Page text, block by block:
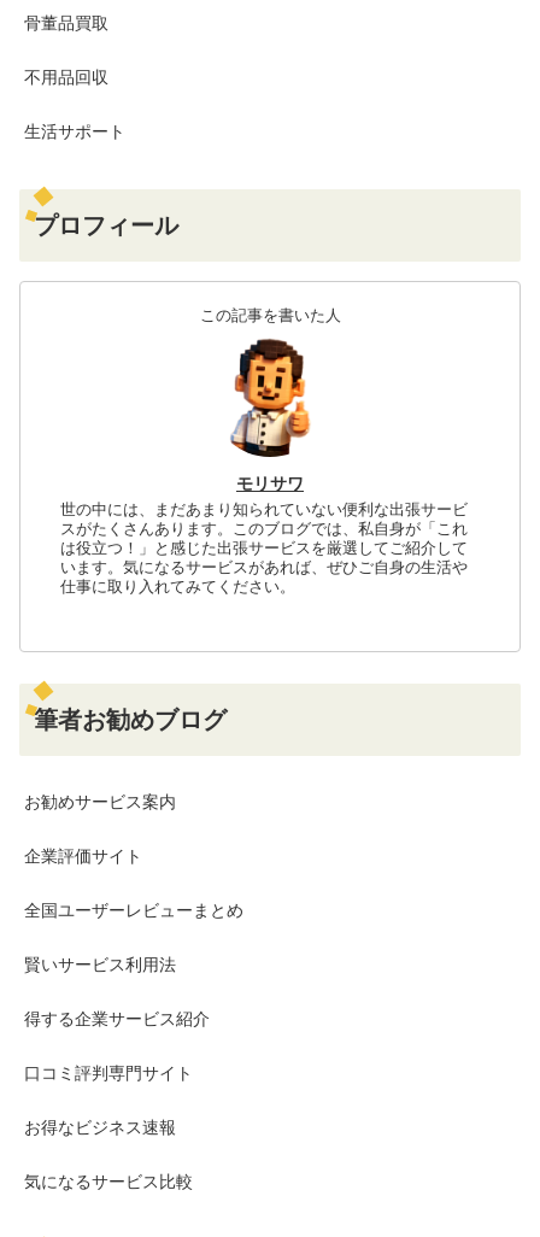
骨董品買取
不用品回収
生活サポート
プロフィール
この記事を書いた人
モリサワ
世の中には、まだあまり知られていない便利な出張サービ
スがたくさんあります。このブログでは、私自身が「これ
は役立つ！」と感じた出張サービスを厳選してご紹介して
います。気になるサービスがあれば、ぜひご自身の生活や
仕事に取り入れてみてください。
筆者お勧めブログ
お勧めサービス案内
企業評価サイト
全国ユーザーレビューまとめ
賢いサービス利用法
得する企業サービス紹介
口コミ評判専門サイト
お得なビジネス速報
気になるサービス比較